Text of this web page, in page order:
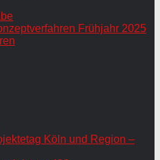
Frühjahr 2025
Köln und Region –